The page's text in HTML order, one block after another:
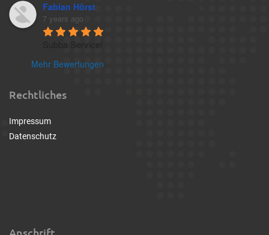
Fabian Hörst
7 years ago
Mehr Bewertungen
Rechtliches
Impressum
Datenschutz